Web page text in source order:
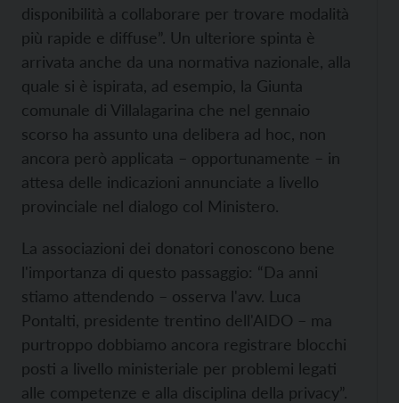
disponibilità a collaborare per trovare modalità
più rapide e diffuse”. Un ulteriore spinta è
arrivata anche da una normativa nazionale, alla
quale si è ispirata, ad esempio, la Giunta
comunale di Villalagarina che nel gennaio
scorso ha assunto una delibera ad hoc, non
ancora però applicata – opportunamente – in
attesa delle indicazioni annunciate a livello
provinciale nel dialogo col Ministero.
La associazioni dei donatori conoscono bene
l'importanza di questo passaggio: “Da anni
stiamo attendendo – osserva l'avv. Luca
Pontalti, presidente trentino dell'AIDO – ma
purtroppo dobbiamo ancora registrare blocchi
posti a livello ministeriale per problemi legati
alle competenze e alla disciplina della privacy”.